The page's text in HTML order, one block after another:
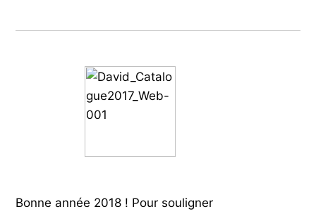
Bonne année 2018 ! Pour souligner